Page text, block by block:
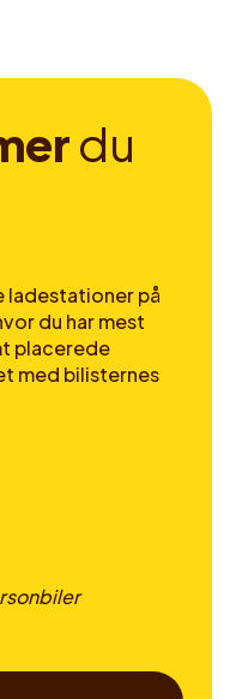
erdu
ladestationer på
du har mest
placerede
med bilisternes